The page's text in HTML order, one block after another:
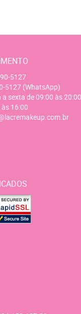
5127
5127 (WhatsApp)
a sexta de 09:00 às
16:00